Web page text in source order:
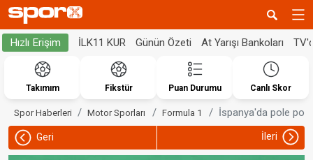
Hızlı Erişim İLK11 KUR Günün Özeti At Yarışı Bankoları
Takımım Fikstür Puan Durumu Canlı Skor
Spor Haberleri Motor Sporları Formula 1 İspanya'da pole
Geri İleri